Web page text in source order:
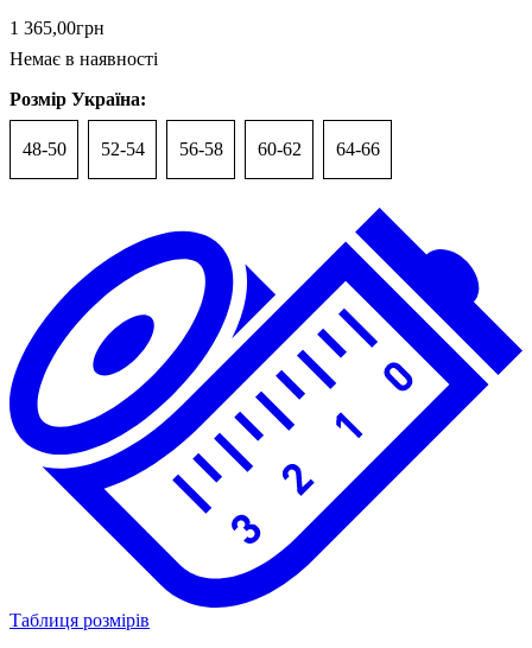
1 365,00грн
Немає в наявності
Розмір Україна:
48-50 52-54 56-58 60-62 64-66
Таблиця розмірів